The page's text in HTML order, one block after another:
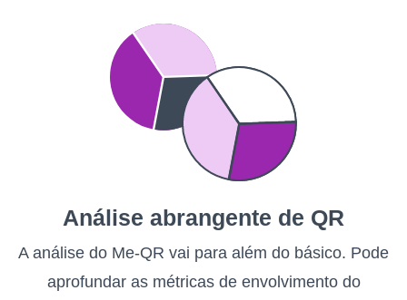
Análise abrangente de QR
A análise do Me-QR vai para além do básico. Pode
aprofundar as métricas de envolvimento do